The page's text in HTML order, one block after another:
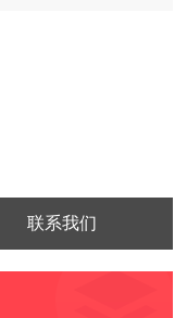
联系我们